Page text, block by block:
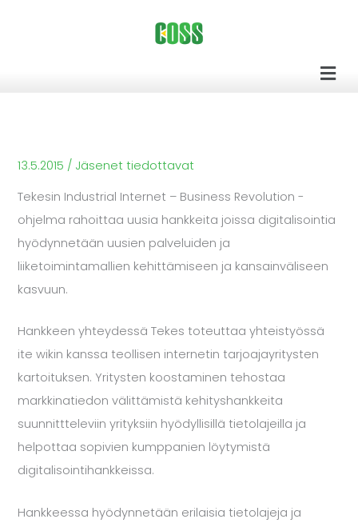
13.5.2015 / Jäsenet tiedottavat
Tekesin Industrial Internet – Business Revolution -
ohjelma rahoittaa uusia hankkeita joissa digitalisointia
hyödynnetään uusien palveluiden ja
liiketoimintamallien kehittämiseen ja kansainväliseen
kasvuun.
Hankkeen yhteydessä Tekes toteuttaa yhteistyössä
ite wikin kanssa teollisen internetin tarjoajayritysten
kartoituksen. Yritysten koostaminen tehostaa
markkinatiedon välittämistä kehityshankkeita
suunnittteleviin yrityksiin hyödyllisillä tietolajeilla ja
helpottaa sopivien kumppanien löytymistä
digitalisointihankkeissa.
Hankkeessa hyödynnetään erilaisia tietolajeja ja